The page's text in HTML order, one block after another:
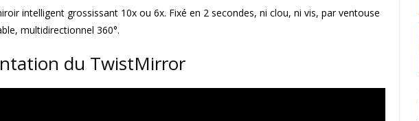
intelligent grossissant 10x ou 6x. Fixé en 2 secondes, ni clou, ni vis, par ventouse
multidirectionnel 360°.
du TwistMirror